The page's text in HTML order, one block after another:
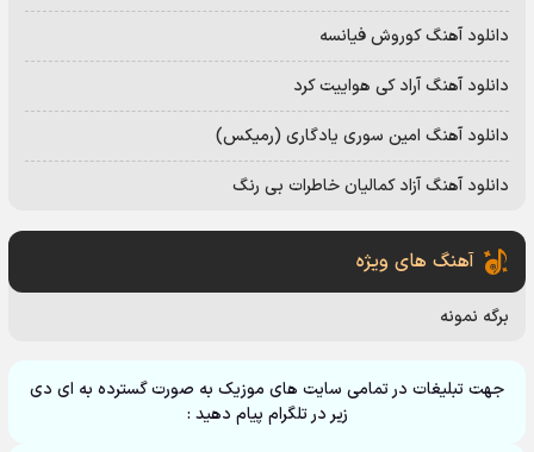
دانلود آهنگ کوروش فیانسه
دانلود آهنگ آراد کی هواییت کرد
دانلود آهنگ امین سوری یادگاری (رمیکس)
دانلود آهنگ آزاد کمالیان خاطرات بی رنگ
آهنگ های ویژه
برگه نمونه
جهت تبلیغات در تمامی سایت های موزیک به صورت گسترده به ای دی
زیر در تلگرام پیام دهید :